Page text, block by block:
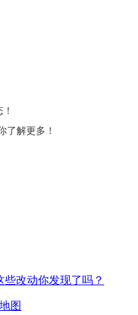
了解更多！
改动你发现了吗？
图